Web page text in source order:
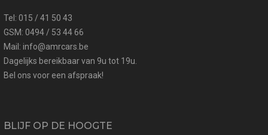
Tel: 015 / 41 50 43
GSM: 0494 / 53 44 66
Mail: info@amrcars.be
Dagelijks bereikbaar van 9u tot 19u.
Bel ons voor een afspraak!
BLIJF OP DE HOOGTE